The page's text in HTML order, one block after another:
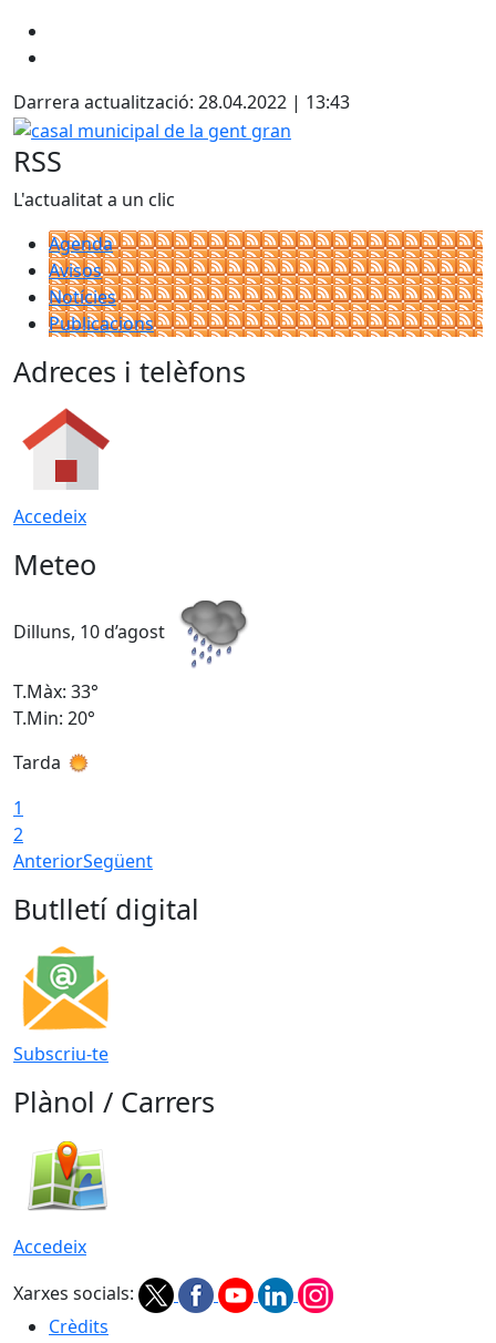
Darrera actualització: 28.04.2022 | 13:43
casal municipal de la gent gran
RSS
L'actualitat a un clic
Agenda
Avisos
Notícies
Publicacions
Adreces i telèfons
Accedeix
Meteo
Dilluns, 10 d’agost
T.Màx: 33°
T.Min: 20°
Tarda
1
2
AnteriorSegüent
Butlletí digital
Subscriu-te
Plànol / Carrers
Accedeix
Xarxes socials:
Crèdits